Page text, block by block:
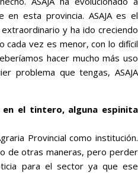
esta provincia. ASAJA es el
y ha ido creciendo
cada vez es menor, con lo difícil
hacer mucho más uso
problema que tengas, ASAJA
en el tintero, alguna espinita
Provincial como institución.
de otras maneras, pero perder
para el sector ya que ese